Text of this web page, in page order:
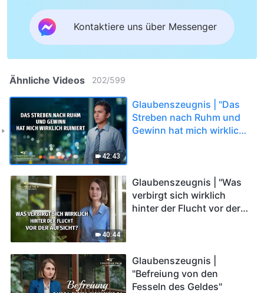
Kontaktiere uns über Messenger
Ähnliche Videos 202/599
42:43
Glaubenszeugnis | "Das
Streben nach Ruhm und
Gewinn hat mich wirklich
40:44
Glaubenszeugnis | "Was
verbirgt sich wirklich
hinter der Flucht vor der
Glaubenszeugnis |
"Befreiung von den
Fesseln des Geldes"